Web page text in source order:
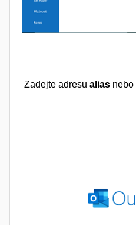
Zadejte adresu alias nebo